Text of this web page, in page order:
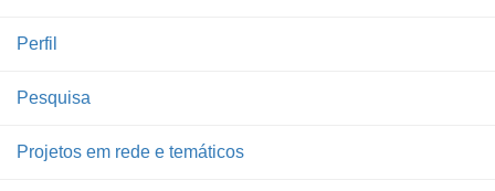
Perfil
Pesquisa
Projetos em rede e temáticos